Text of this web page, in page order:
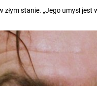
stanie. „Jego umysł jest